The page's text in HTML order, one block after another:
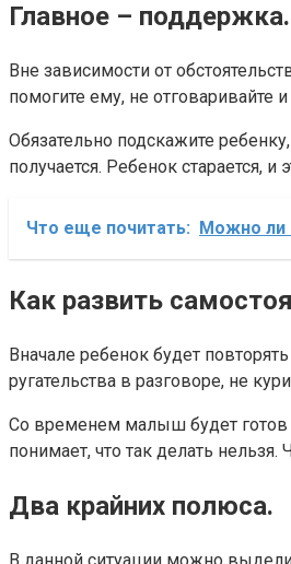
Главное – поддержка.
Вне зависимости от
помогите ему, не отговаривайте
Обязательно подскажите
получается. Ребенок старается,
Что еще почитать: Можно ли
Как развить
Вначале ребенок будет
ругательства в разговоре, не
Со временем малыш будет готов
понимает, что так делать
Два крайних полюса.
В данной ситуации можно